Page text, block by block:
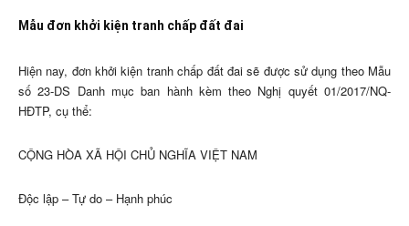
Mẫu đơn khởi kiện tranh chấp đất đai
Hiện nay, đơn khởi kiện tranh chấp đất đai sẽ được sử dụng theo Mẫu
số 23-DS Danh mục ban hành kèm theo Nghị quyết 01/2017/NQ-
HĐTP, cụ thể:
CỘNG HÒA XÃ HỘI CHỦ NGHĨA VIỆT NAM
Độc lập – Tự do – Hạnh phúc